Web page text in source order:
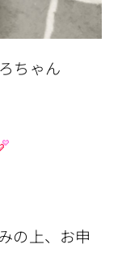
ちゃん
の上、お申